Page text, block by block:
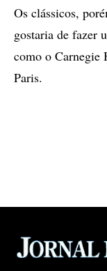
Os clássicos,
gostaria de fazer
como o
Paris.